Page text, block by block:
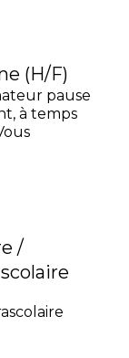
(H/F)
pause
à temps
/